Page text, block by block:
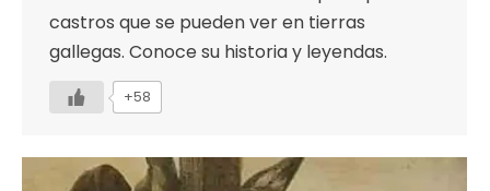
castros que se pueden ver en tierras
gallegas. Conoce su historia y leyendas.
+58